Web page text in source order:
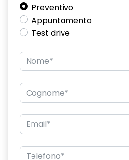
Preventivo
Appuntamento
Test drive